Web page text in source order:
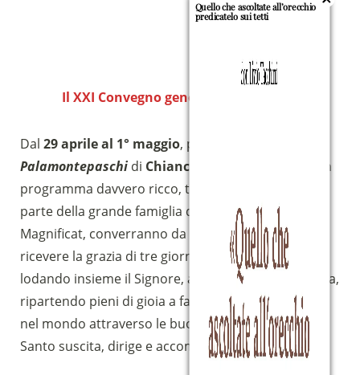
Il XXI Convegno generale è alle porte!
Dal 29 aprile al 1° maggio, presso il
Palamontepaschi di Chianciano Terme
(SI), con un
programma davvero ricco, tutti coloro che fanno
parte della grande famiglia della Comunità
Magnificat, converranno da varie nazioni per
ricevere la grazia di tre giorni di vita comune,
lodando insieme il Signore, ascoltando la sua Parola,
ripartendo pieni di gioia a far rispendere la
sua luce
nel mondo attraverso le buone opere che lo Spirto
Santo suscita, dirige e accompagna.
Quello che ascoltate all’orecchio
predicatelo sui tetti